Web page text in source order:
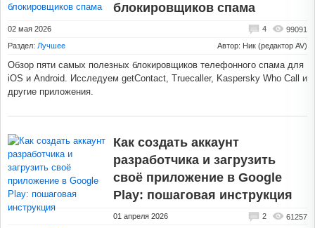
блокировщиков спама
02 мая 2026 99091
4
Раздел: Лучшее Автор: Ник (редактор AV)
Обзор пяти самых полезных блокировщиков телефонного спама для
iOS и Android. Исследуем getContact, Truecaller, Kaspersky Who Call и
другие приложения.
Как создать аккаунт
разработчика и загрузить
своё приложение в Google
Play: пошаговая инструкция
01 апреля 2026 61257
2